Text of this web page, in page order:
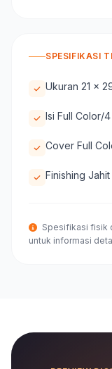
SPESIFIKASI
Ukuran 21 x
Isi Full Color/
Cover Full
Finishing
Spesifikasi fisik
untuk informasi